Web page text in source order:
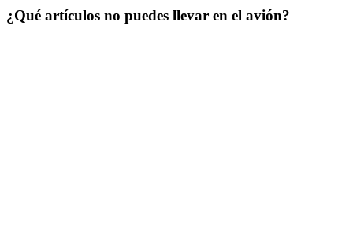
¿Qué artículos no puedes llevar en el avión?